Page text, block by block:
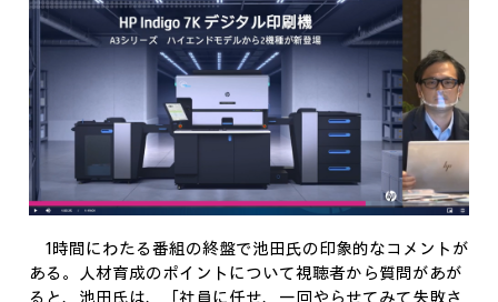
1時間にわたる番組の終盤で池田氏の印象的なコメントが
ある。人材育成のポイントについて視聴者から質問があが